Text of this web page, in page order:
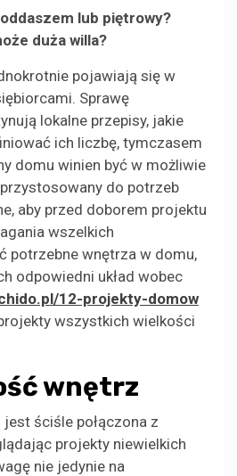
lub piętrowy?
duża willa?
pojawiają się w
Sprawę
lokalne przepisy, jakie
ich liczbę, tymczasem
domu winien być w możliwie
do potrzeb
aby przed doborem projektu
wszelkich
potrzebne wnętrza w domu,
odpowiedni układ wobec
12-projekty-domow
wszystkich wielkości
wnętrz
ściśle połączona z
projekty niewielkich
nie jedynie na